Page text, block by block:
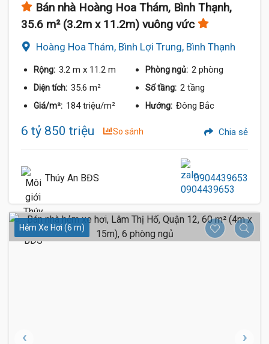
Bán nhà Hoàng Hoa Thám, Bình Thạnh,
35.6 m² (3.2m x 11.2m) vuông vức
Hoàng Hoa Thám, Bình Lợi Trung, Bình Thạnh
Rộng: 3.2 m x 11.2 m Phòng ngủ: 2 phòng
Diện tích: 35.6 m² Số tầng: 2 tầng
Giá/m²: 184 triệu/m² Hướng: Đông Bắc
6 tỷ 850 triệu So sánh Chia sẻ
Thúy An BĐS 0904439653
Hẻm Xe Hơi (6 m)